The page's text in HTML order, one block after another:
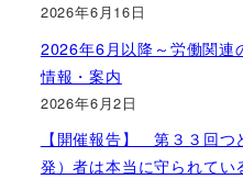
2026年6月16日
2026年6月以降～労働関連
情報・案内
2026年6月2日
【開催報告】 第３３回
発）者は本当に守られて